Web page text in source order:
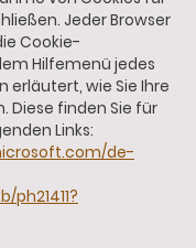
Jeder Browser
Cookie-
Hilfemenü jedes
erläutert, wie Sie Ihre
Diese finden Sie für
Links:
de-